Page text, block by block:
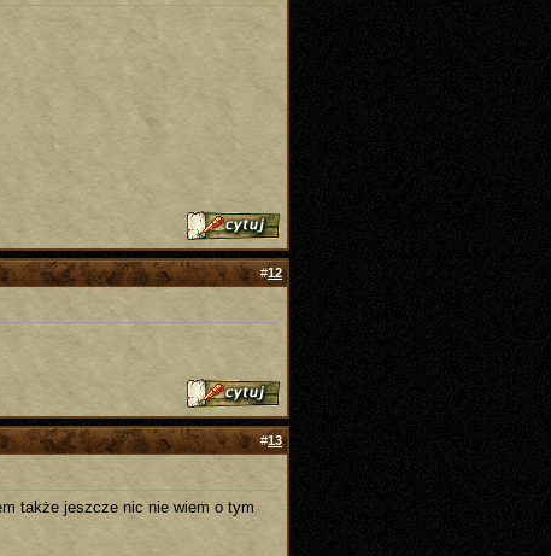
#12
#13
także jeszcze nic nie wiem o tym